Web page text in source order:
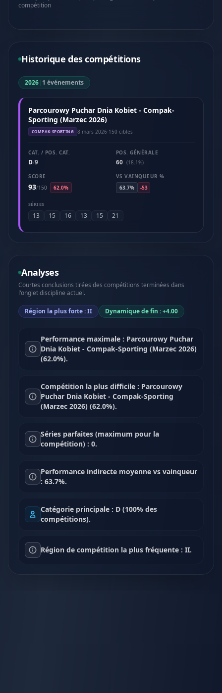
compétition
Historique des compétitions
2026| 1 événements
Parcourowy Puchar Dnia Kobiet - Compak-
Sporting (Marzec 2026)
COMPAK-SPORTING 8 mars 2026·150 cibles
CAT. / POS. CAT.
D/9
POS. GÉNÉRALE
60 (18.1%)
SCORE
93/150 62.0%
VS VAINQUEUR %
63.7%
-53
SÉRIES
13 15 16 13 15 21
Analyses
Courtes conclusions tirées des compétitions terminées dans
l'onglet discipline actuel.
Région la plus forte : II Dynamique de fin : +4.00
Performance maximale : Parcourowy Puchar
Dnia Kobiet - Compak-Sporting (Marzec 2026)
(62.0%).
Compétition la plus difficile : Parcourowy
Puchar Dnia Kobiet - Compak-Sporting
(Marzec 2026) (62.0%).
Séries parfaites (maximum pour la
compétition) : 0.
Performance indirecte moyenne vs vainqueur
: 63.7%.
Catégorie principale : D (100% des
compétitions).
Région de compétition la plus fréquente : II.